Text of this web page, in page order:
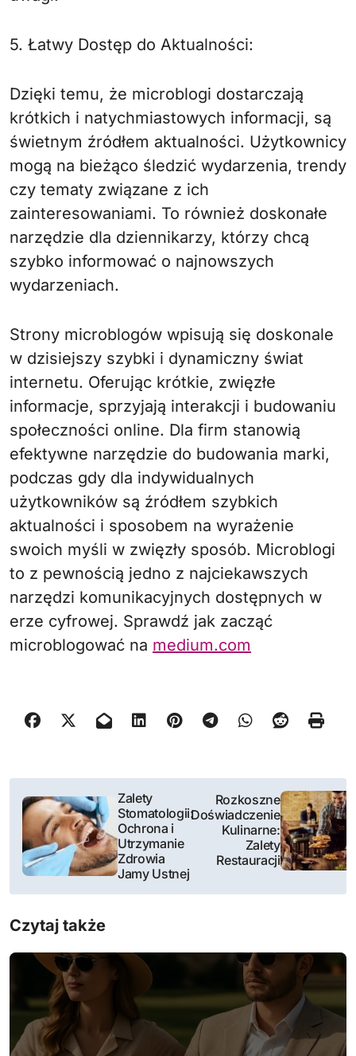
5. Łatwy Dostęp do Aktualności:
Dzięki temu, że microblogi dostarczają
krótkich i natychmiastowych informacji, są
świetnym źródłem aktualności. Użytkownicy
mogą na bieżąco śledzić wydarzenia, trendy
czy tematy związane z ich
zainteresowaniami. To również doskonałe
narzędzie dla dziennikarzy, którzy chcą
szybko informować o najnowszych
wydarzeniach.
Strony microblogów wpisują się doskonale
w dzisiejszy szybki i dynamiczny świat
internetu. Oferując krótkie, zwięzłe
informacje, sprzyjają interakcji i budowaniu
społeczności online. Dla firm stanowią
efektywne narzędzie do budowania marki,
podczas gdy dla indywidualnych
użytkowników są źródłem szybkich
aktualności i sposobem na wyrażenie
swoich myśli w zwięzły sposób. Microblogi
to z pewnością jedno z najciekawszych
narzędzi komunikacyjnych dostępnych w
erze cyfrowej. Sprawdź jak zacząć
microblogować na medium.com
N
w
i
g
a
Zalety
Stomatologii:
Ochrona i
Utrzymanie
Zdrowia
Jamy Ustnej
Rozkoszne
Doświadczenie
Kulinarne:
Zalety
Restauracji
Czytaj także